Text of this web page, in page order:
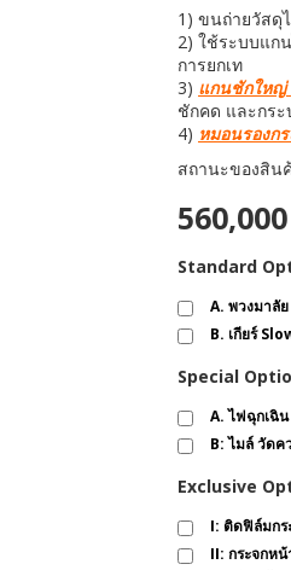
1) ขนถ่ายวัสดุ
2) ใช้ระบบแก
การยกเท
3) แกนชักใหญ่
ชักคด และกระ
4) หมอนรองก
สถานะของสิน
Standard
A. พวงมาลั
B. เกียร์
Special
A. ไฟฉุกเฉิ
B: ไมล์ วัดค
Exclusive
I: ติดฟิล์มกร
II: กระจกห